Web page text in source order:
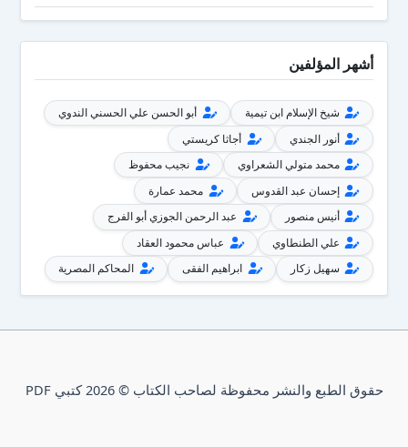
أشهر المؤلفين
شيخ الإسلام ابن تيمية
أبو الحسن علي الحسني الندوي
أنور الجندي
أجاثا كريستي
محمد متولي الشعراوي
نجيب محفوظ
إحسان عبد القدوس
محمد عمارة
أنيس منصور
عبد الرحمن الجوزي أبو الفرج
علي الطنطاوي
عباس محمود العقاد
سهيل زكار
ابراهيم الفقى المحاكم المصرية
حقوق الطبع والنشر محفوظة لصاحب الكتاب © 2026 كتبي PDF